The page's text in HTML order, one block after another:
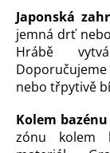
Japonská
jemná drť
Hrábě
nebo třpytivě
Kolem bazénu
zónu kolem